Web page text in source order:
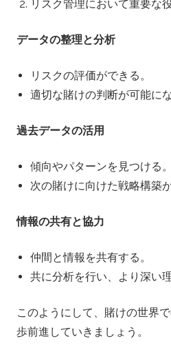
リスク管理において重要な
データの整理と分析
リスクの評価ができる。
適切な賭けの判断が可能にな
過去データの活用
傾向やパターンを見つける。
次の賭けに向けた戦略構築
情報の共有と協力
仲間と情報を共有する。
共に分析を行い、より深い
このようにして、賭けの世界
歩前進していきましょう。